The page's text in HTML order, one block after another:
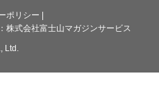
ポリシー
株式会社富士山マガジンサービス
Ltd.